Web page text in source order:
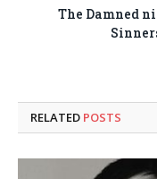
The Damned
RELATED POSTS